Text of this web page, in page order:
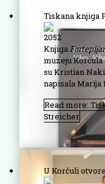
Tiskana knjiga
2052
Knjiga
muzeju
su Kristian
napisala Marija
Read more:
Streicher
U Korčuli